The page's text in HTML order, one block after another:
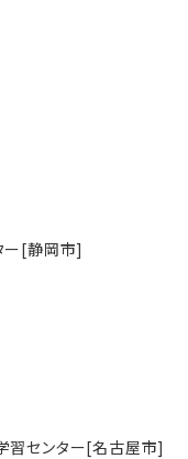
ー[静岡市]
習センター[名古屋市]